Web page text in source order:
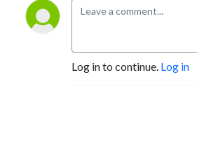
Log in to continue. Log in